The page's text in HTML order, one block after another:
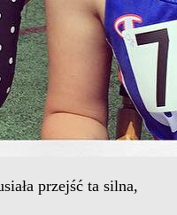
przejść ta silna,